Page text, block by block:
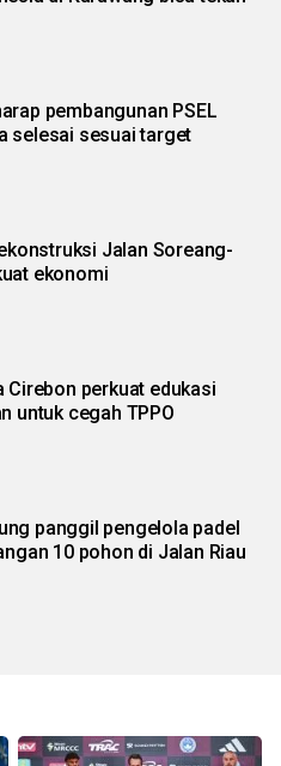
pembangunan PSEL
selesai sesuai target
ekonomi
Cirebon perkuat edukasi
untuk cegah TPPO
panggil pengelola padel
10 pohon di Jalan Riau